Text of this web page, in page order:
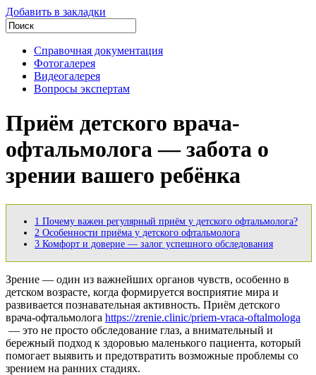
Добавить в закладки
Справочная документация
Фотогалерея
Видеогалерея
Вопросы экспертам
Приём детского врача-
офтальмолога — забота о
зрении вашего ребёнка
1 Почему важен регулярный приём у детского офтальмолога?
2 Особенности приёма у детского офтальмолога
3 Комфорт и доверие — залог успешного обследования
Зрение — один из важнейших органов чувств, особенно в
детском возрасте, когда формируется восприятие мира и
развивается познавательная активность. Приём детского
врача-офтальмолога https://zrenie.clinic/priem-vraca-oftalmologa
— это не просто обследование глаз, а внимательный и
бережный подход к здоровью маленького пациента, который
помогает выявить и предотвратить возможные проблемы со
зрением на ранних стадиях.